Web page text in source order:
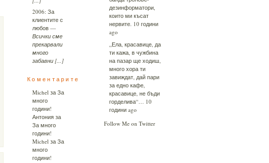
2006: За
клиентите с
любов —
Всички сме
прекарвали
много
забавни [...]
Коментарите
Michel за За
много
години!
Антония за
За много
години!
Michel за За
много
години!
дезинформатори,
които ми късат
нервите. 10 години
ago
„Ела, красавице, да
ти кажа, в чужбина
на пазар ще ходиш,
много хора ти
завиждат, дай пари
за едно кафе,
красавице, не бъди
горделива“… 10
години ago
Follow Me on Twitter